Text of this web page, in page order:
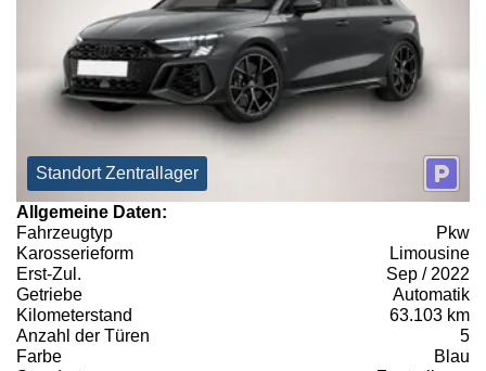
Standort Zentrallager
Allgemeine Daten:
Fahrzeugtyp
Pkw
Karosserieform
Limousine
Erst-Zul.
Sep / 2022
Getriebe
Automatik
Kilometerstand
63.103 km
Anzahl der Türen
5
Farbe
Blau